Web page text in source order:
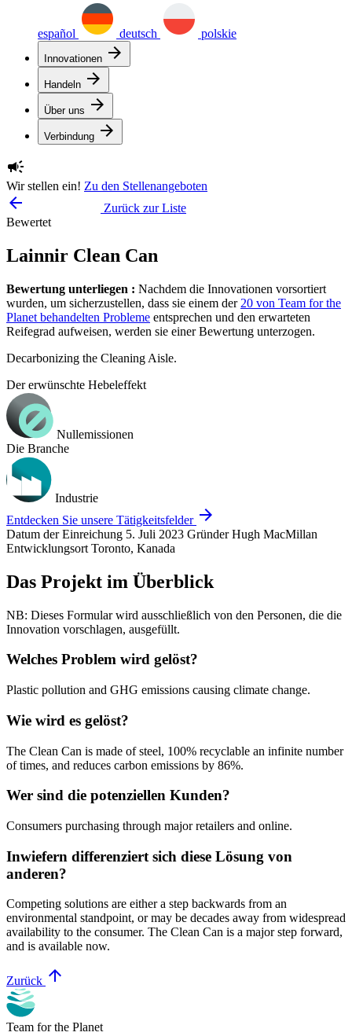
español deutsch polskie
Innovationen arrow_forward
Handeln arrow_forward
Über uns arrow_forward
Verbindung arrow_forward
campaign
Wir stellen ein! Zu den Stellenangeboten
arrow_backward
Zurück zur Liste
Bewertet
Lainnir Clean Can
Bewertung unterliegen : Nachdem die Innovationen vorsortiert
wurden, um sicherzustellen, dass sie einem der 20 von Team for the
Planet behandelten Probleme entsprechen und den erwarteten
Reifegrad aufweisen, werden sie einer Bewertung unterzogen.
Decarbonizing the Cleaning Aisle.
Der erwünschte Hebeleffekt
Nullemissionen
Die Branche
Industrie
Entdecken Sie unsere Tätigkeitsfelder arrow_forward
Datum der Einreichung 5. Juli 2023 GründerHugh MacMillan
Entwicklungsort Toronto, Kanada
Das Projekt im Überblick
NB: Dieses Formular wird ausschließlich von den Personen, die die
Innovation vorschlagen, ausgefüllt.
Welches Problem wird gelöst?
Plastic pollution and GHG emissions causing climate change.
Wie wird es gelöst?
The Clean Can is made of steel, 100% recyclable an infinite number
of times, and reduces carbon emissions by 86%.
Wer sind die potenziellen Kunden?
Consumers purchasing through major retailers and online.
Inwiefern differenziert sich diese Lösung von
anderen?
Competing solutions are either a step backwards from an
environmental standpoint, or may be decades away from widespread
availability to the consumer. The Clean Can is a major step forward,
and is available now.
Zurück arrow_upward
Team for the Planet